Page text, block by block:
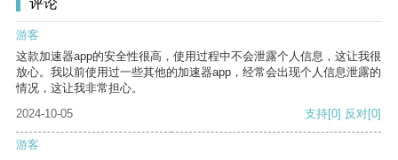
评论
游客
这款加速器app的安全性很高，使用过程中不会泄露个人信息，这让我很
放心。我以前使用过一些其他的加速器app，经常会出现个人信息泄露的
情况，这让我非常担心。
2024-10-05
支持[0] 反对[0]
游客